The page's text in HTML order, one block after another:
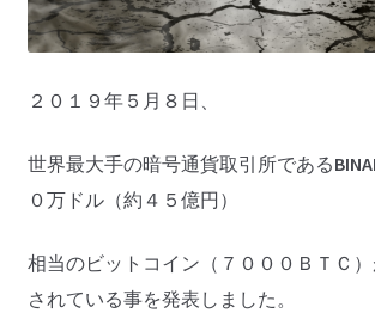
２０１９年５月８日、
世界最大手の暗号通貨取引所である
０万ドル（約４５億円）
相当のビットコイン（７０００ＢＴＣ
されている事を発表しました。